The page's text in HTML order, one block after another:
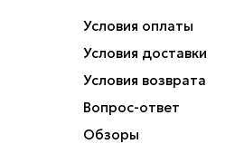
Условия оплаты
Условия доставки
Условия возврата
Вопрос-ответ
Обзоры